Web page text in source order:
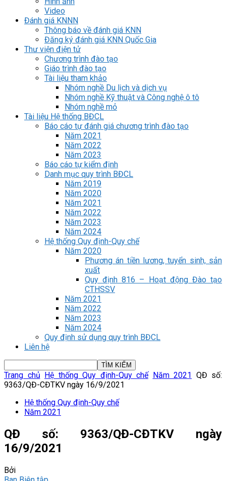
Video
Đánh giá KNNN
Thông báo về đánh giá KNN
Đăng ký đánh giá KNN Quốc Gia
Thư viện điện tử
Chương trình đào tạo
Giáo trình đào tạo
Tài liệu tham khảo
Nhóm nghề Du lịch và dịch vụ
Nhóm nghề Kỹ thuật và Công nghệ ô tô
Nhóm nghề mỏ
Tài liệu Hệ thống BĐCL
Báo cáo tự đánh giá chương trình đào tạo
Năm 2021
Năm 2022
Năm 2023
Báo cáo tự kiểm định
Danh mục quy trình BĐCL
Năm 2019
Năm 2020
Năm 2021
Năm 2022
Năm 2023
Năm 2024
Hệ thống Quy định-Quy chế
Năm 2020
Phương án tiền lương, tuyển sinh, sản
xuất
Quy định 816 – Hoạt động Đào tạo
CTHSSV
Năm 2021
Năm 2022
Năm 2023
Năm 2024
Quy định sử dụng quy trình BĐCL
Liên hệ
Trang chủ Hệ thống Quy định-Quy chế Năm 2021 QĐ số:
9363/QĐ-CĐTKV ngày 16/9/2021
Hệ thống Quy định-Quy chế
Năm 2021
QĐ số: 9363/QĐ-CĐTKV ngày
16/9/2021
Bởi